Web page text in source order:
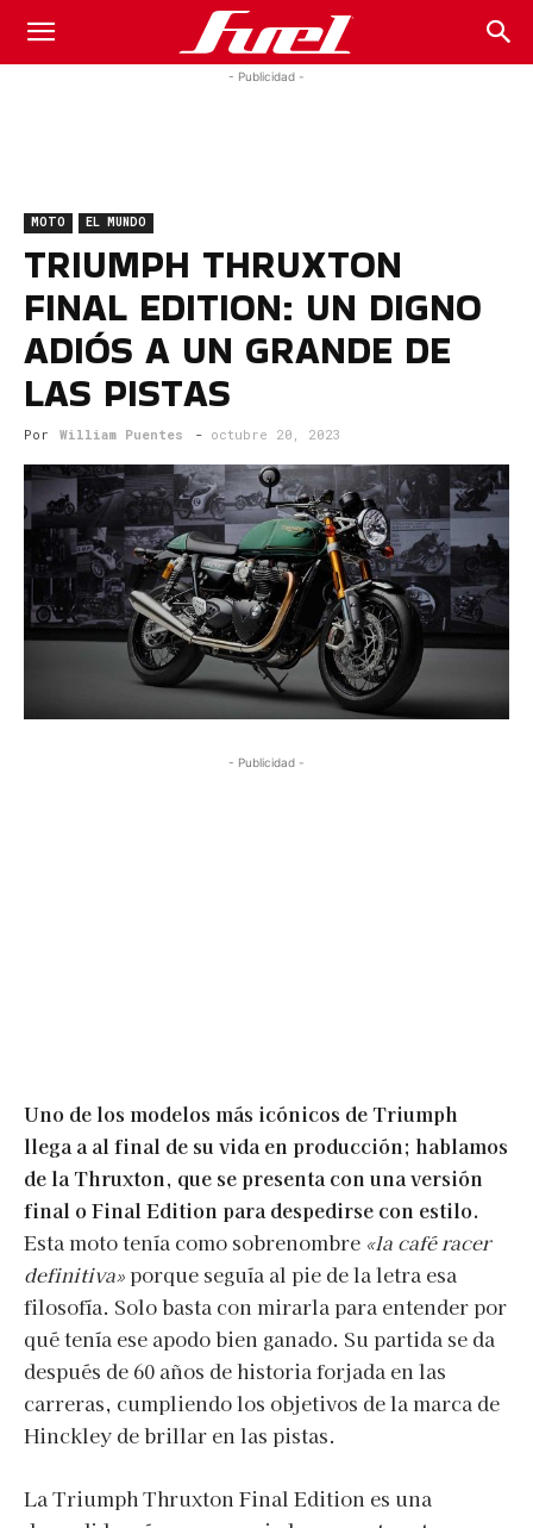
Fuel
Magazine
- Publicidad -
MOTO EL MUNDO
TRIUMPH THRUXTON
FINAL EDITION: UN DIGNO
ADIÓS A UN GRANDE DE
LAS PISTAS
Por William Puentes - octubre 20, 2023
- Publicidad -
Uno de los modelos más icónicos de Triumph
llega a al final de su vida en producción; hablamos
de la Thruxton, que se presenta con una versión
final o Final Edition para despedirse con estilo.
Esta moto tenía como sobrenombre «la café racer
definitiva»porque seguía al pie de la letra esa
filosofía. Solo basta con mirarla para entender por
qué tenía ese apodo bien ganado. Su partida se da
después de 60 años de historia forjada en las
carreras, cumpliendo los objetivos de la marca de
Hinckley de brillar en las pistas.
La Triumph Thruxton Final Edition es una